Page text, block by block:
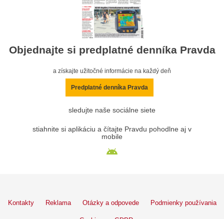
Objednajte si predplatné denníka Pravda
a získajte užitočné informácie na každý deň
Predplatné denníka Pravda
sledujte naše sociálne siete
stiahnite si aplikáciu a čítajte Pravdu pohodlne aj v
mobile
Kontakty Reklama Otázky a odpovede Podmienky používania